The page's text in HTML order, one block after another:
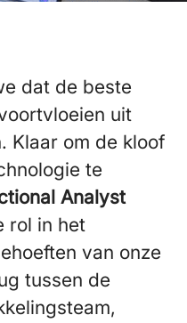
dat de beste
uit
Klaar om de kloof
te
Analyst
rol in het
van onze
tussen de